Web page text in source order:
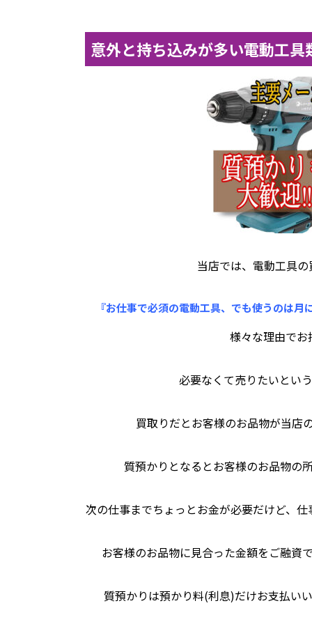
意外と持ち込みが多い電動工具
当店では、電動工具
『お仕事で必須の電動工具、でも使うのは
様々な理由でお
必要なくて売りたいとい
買取りだとお客様のお品物が当店
質預かりとなるとお客様のお品物の
次の仕事までちょっとお金が必要だけど、
お客様のお品物に見合った金額をご融資
質預かりは預かり料(利息)だけお支払い